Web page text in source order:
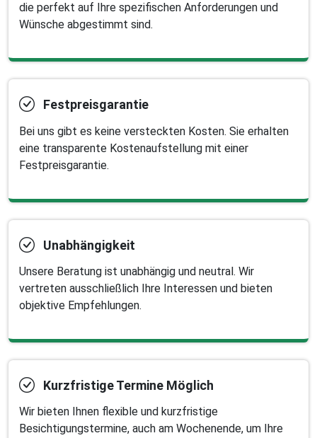
die perfekt auf Ihre spezifischen Anforderungen und
Wünsche abgestimmt sind.
Festpreisgarantie
Bei uns gibt es keine versteckten Kosten. Sie erhalten
eine transparente Kostenaufstellung mit einer
Festpreisgarantie.
Unabhängigkeit
Unsere Beratung ist unabhängig und neutral. Wir
vertreten ausschließlich Ihre Interessen und bieten
objektive Empfehlungen.
Kurzfristige Termine Möglich
Wir bieten Ihnen flexible und kurzfristige
Besichtigungstermine, auch am Wochenende, um Ihre